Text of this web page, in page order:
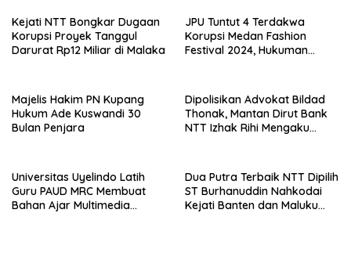
Kejati NTT Bongkar Dugaan
Korupsi Proyek Tanggul
Darurat Rp12 Miliar di Malaka
JPU Tuntut 4 Terdakwa
Korupsi Medan Fashion
Festival 2024, Hukuman
Majelis Hakim PN Kupang
Hukum Ade Kuswandi 30
Bulan Penjara
Dipolisikan Advokat Bildad
Thonak, Mantan Dirut Bank
NTT Izhak Rihi Mengaku
Universitas Uyelindo Latih
Guru PAUD MRC Membuat
Bahan Ajar Multimedia
Dua Putra Terbaik NTT Dipilih
ST Burhanuddin Nahkodai
Kejati Banten dan Maluku